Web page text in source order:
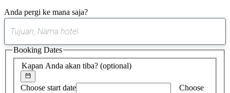
Anda pergi ke mana saja?
saran
ditemukan
Kapan Anda akan tiba? (optional)
Choose start date
Choose
Booking Dates